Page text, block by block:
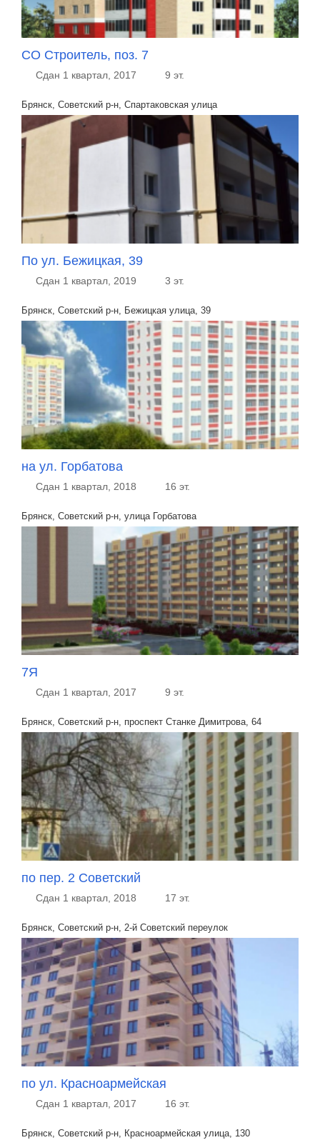
СО Строитель, поз. 7
Сдан 1 квартал, 2017 9 эт.
Брянск, Советский р-н, Спартаковская улица
По ул. Бежицкая, 39
Сдан 1 квартал, 2019 3 эт.
Брянск, Советский р-н, Бежицкая улица, 39
на ул. Горбатова
Сдан 1 квартал, 2018 16 эт.
Брянск, Советский р-н, улица Горбатова
7Я
Сдан 1 квартал, 2017 9 эт.
Брянск, Советский р-н, проспект Станке Димитрова, 64
по пер. 2 Советский
Сдан 1 квартал, 2018 17 эт.
Брянск, Советский р-н, 2-й Советский переулок
по ул. Красноармейская
Сдан 1 квартал, 2017 16 эт.
Брянск, Советский р-н, Красноармейская улица, 130